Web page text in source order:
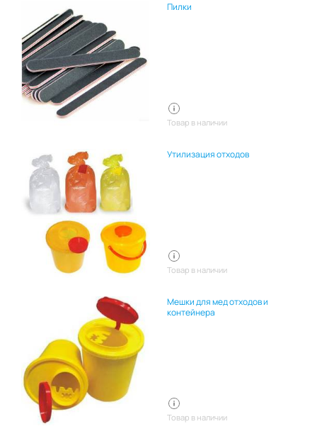
Пилки
Товар в наличии
Утилизация отходов
Товар в наличии
Мешки для мед отходов и
контейнера
Товар в наличии